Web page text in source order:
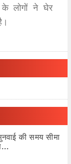
लोगों ने घेर
की समय सीमा